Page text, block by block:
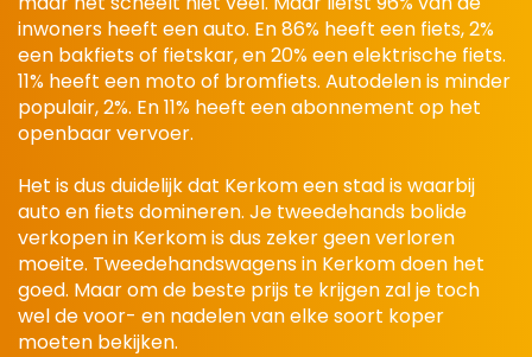
inwoners heeft een auto. En 86% heeft een fiets, 2%
een bakfiets of fietskar, en 20% een elektrische fiets.
11% heeft een moto of bromfiets. Autodelen is minder
populair, 2%. En 11% heeft een abonnement op het
openbaar vervoer.
Het is dus duidelijk dat Kerkom een stad is waarbij
auto en fiets domineren. Je tweedehands bolide
verkopen in Kerkom is dus zeker geen verloren
moeite. Tweedehandswagens in Kerkom doen het
goed. Maar om de beste prijs te krijgen zal je toch
wel de voor- en nadelen van elke soort koper
moeten bekijken.